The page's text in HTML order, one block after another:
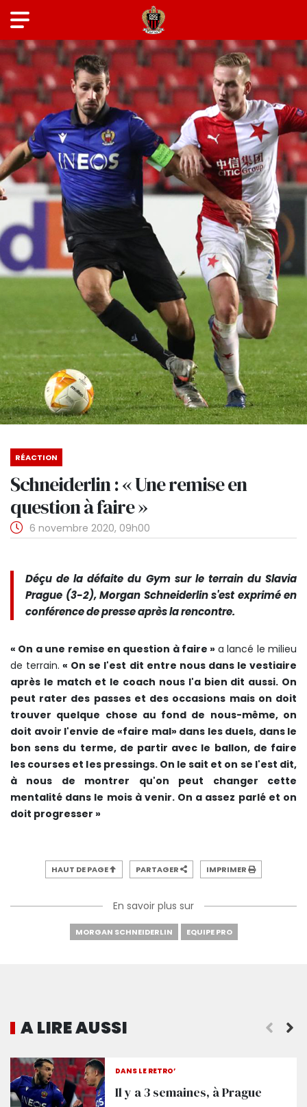
RÉACTION
Schneiderlin : « Une remise en
question à faire »
6 novembre 2020, 09h00
Déçu de la défaite du Gym sur le terrain du Slavia
Prague (3-2), Morgan Schneiderlin s'est exprimé en
conférence de presse après la rencontre.
« On a une remise en question à faire » a lancé le milieu
de terrain. « On se l'est dit entre nous dans le vestiaire
après le match et le coach nous l'a bien dit aussi. On
peut rater des passes et des occasions mais on doit
trouver quelque chose au fond de nous-même, on
doit avoir l'envie de «faire mal» dans les duels, dans le
bon sens du terme, de partir avec le ballon, de faire
les courses et les pressings. On le sait et on se l'est dit,
à nous de montrer qu'on peut changer cette
mentalité dans le mois à venir. On a assez parlé et on
doit progresser »
HAUT DE PAGE PARTAGER IMPRIMER
En savoir plus sur
MORGAN SCHNEIDERLIN EQUIPE PRO
A LIRE AUSSI
DANS LE RÉTRO’
Il y a 3 semaines, à Prague
Le film de Slavia Prague - Nice (3-2)